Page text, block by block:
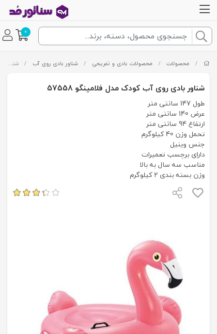
0
/ محصولات / محصولات بادی و تفریحی / شناور بادی روی آب / شناور بادی روی آب کودک مدل فلامینگو 57558
شناور بادی روی آب کودک مدل فلامینگو 57558
طول 147 سانتی متر
عرض 140 سانتی متر
ارتفاع 94 سانتی متر
تحمل وزن 40 کیلوگرم
جنس وینیل
دارای برچسب تعمیرات
مناسب سه سال به بالا
وزن بسته بندی 2 کیلوگرم